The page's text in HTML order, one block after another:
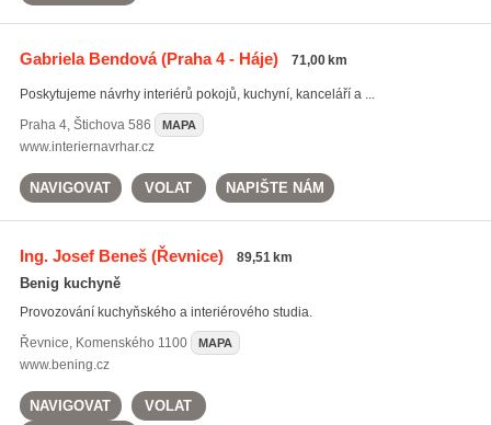
Gabriela Bendová(Praha 4 - Háje) 71,00 km
Poskytujeme návrhy interiérů pokojů, kuchyní, kanceláří a ...
Praha 4, Štichova 586 MAPA
www.interiernavrhar.cz
NAVIGOVAT VOLAT NAPIŠTE NÁM
Ing. Josef Beneš(Řevnice) 89,51 km
Benig kuchyně
Provozování kuchyňského a interiérového studia.
Řevnice, Komenského 1100 MAPA
www.bening.cz
NAVIGOVAT
VOLAT